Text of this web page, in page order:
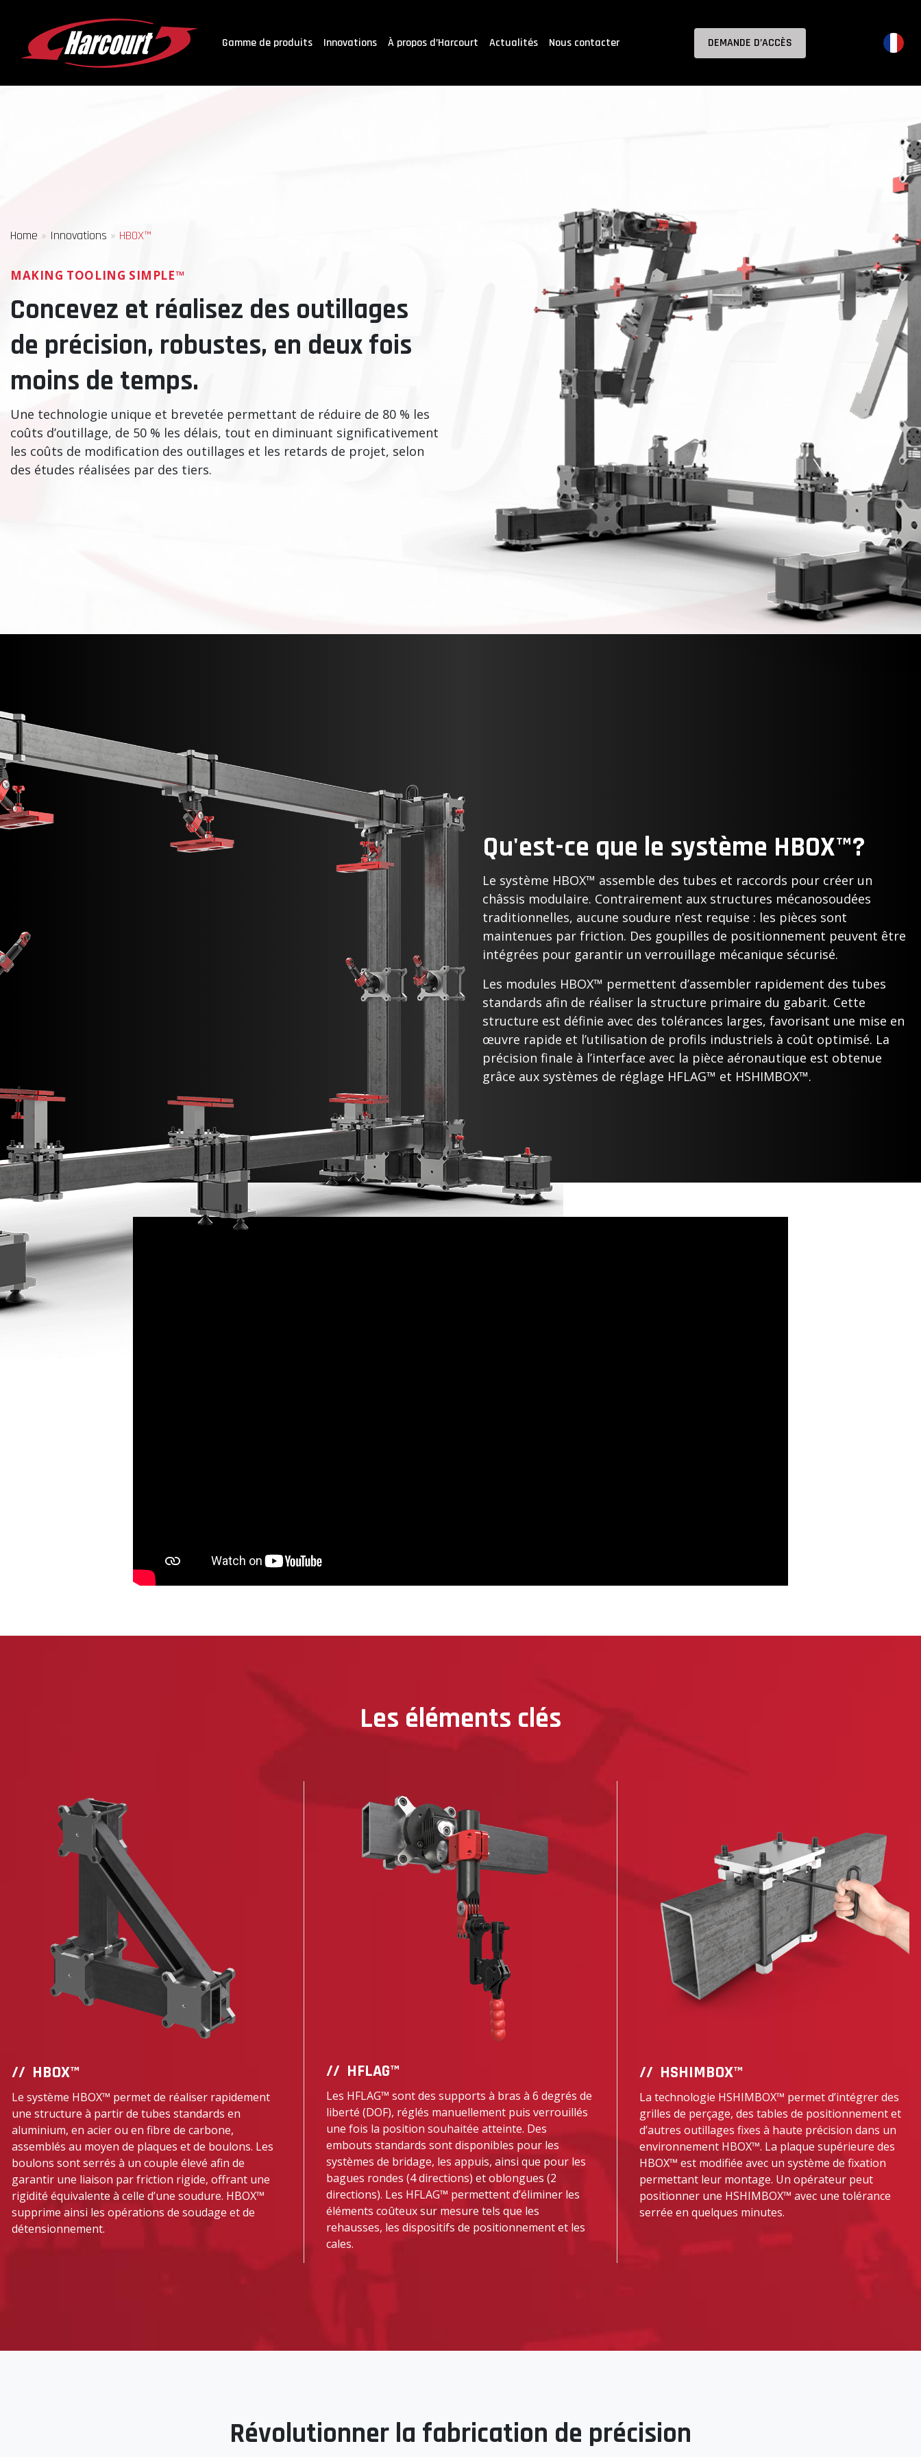
Gamme de produits Innovations À propos d’Harcourt Actualités Nous contacter DEMANDE D’ACCÈS
Home » Innovations » HBOX™
MAKING TOOLING SIMPLE™
Concevez et réalisez des outillages
de précision, robustes, en deux fois
moins de temps.
Une technologie unique et brevetée permettant de réduire de 80 % les
coûts d’outillage, de 50 % les délais, tout en diminuant significativement
les coûts de modification des outillages et les retards de projet, selon
des études réalisées par des tiers.
Qu'est-ce que le système HBOX™?
Le système HBOX™ assemble des tubes et raccords pour créer un
châssis modulaire. Contrairement aux structures mécanosoudées
traditionnelles, aucune soudure n’est requise : les pièces sont
maintenues par friction. Des goupilles de positionnement peuvent être
intégrées pour garantir un verrouillage mécanique sécurisé.
Les modules HBOX™ permettent d’assembler rapidement des tubes
standards afin de réaliser la structure primaire du gabarit. Cette
structure est définie avec des tolérances larges, favorisant une mise en
œuvre rapide et l’utilisation de profils industriels à coût optimisé. La
précision finale à l’interface avec la pièce aéronautique est obtenue
grâce aux systèmes de réglage HFLAG™ et HSHIMBOX™.
Les éléments clés
HBOX™
Le système HBOX™ permet de réaliser rapidement
une structure à partir de tubes standards en
aluminium, en acier ou en fibre de carbone,
assemblés au moyen de plaques et de boulons. Les
boulons sont serrés à un couple élevé afin de
garantir une liaison par friction rigide, offrant une
rigidité équivalente à celle d’une soudure. HBOX™
supprime ainsi les opérations de soudage et de
détensionnement.
HFLAG™
Les HFLAG™ sont des supports à bras à 6 degrés de
liberté (DOF), réglés manuellement puis verrouillés
une fois la position souhaitée atteinte. Des
embouts standards sont disponibles pour les
systèmes de bridage, les appuis, ainsi que pour les
bagues rondes (4 directions) et oblongues (2
directions). Les HFLAG™ permettent d’éliminer les
éléments coûteux sur mesure tels que les
rehausses, les dispositifs de positionnement et les
cales.
HSHIMBOX™
La technologie HSHIMBOX™ permet d’intégrer des
grilles de perçage, des tables de positionnement et
d’autres outillages fixes à haute précision dans un
environnement HBOX™. La plaque supérieure des
HBOX™ est modifiée avec un système de fixation
permettant leur montage. Un opérateur peut
positionner une HSHIMBOX™ avec une tolérance
serrée en quelques minutes.
Révolutionner la fabrication de précision